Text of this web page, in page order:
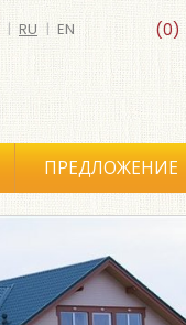
(0)
| RU | EN
ПРЕДЛОЖЕНИЕ